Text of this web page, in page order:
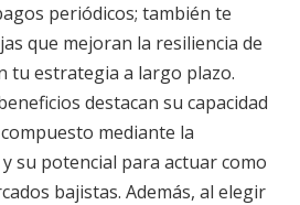
periódicos; también te
que mejoran la resiliencia de
tu estrategia a largo plazo.
destacan su capacidad
mediante la
su potencial para actuar como
bajistas. Además, al elegir